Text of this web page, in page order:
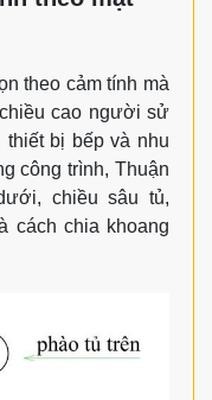
theo cảm tính mà
cao người sử
bị bếp và nhu
công trình, Thuận
chiều sâu tủ,
cách chia khoang